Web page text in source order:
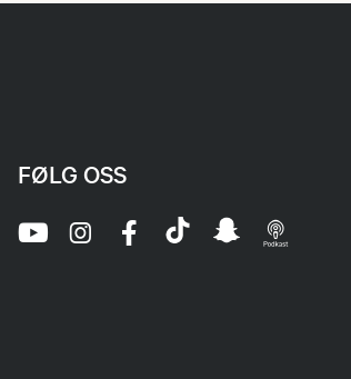
FØLG OSS